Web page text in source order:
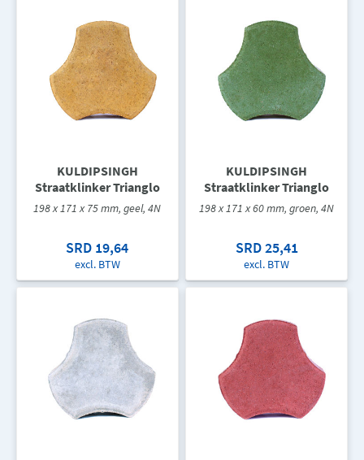
KULDIPSINGH
Straatklinker Trianglo
198 x 171 x 75 mm, geel, 4N
SRD 19,64
excl. BTW
KULDIPSINGH
Straatklinker Trianglo
198 x 171 x 60 mm, groen, 4N
SRD 25,41
excl. BTW